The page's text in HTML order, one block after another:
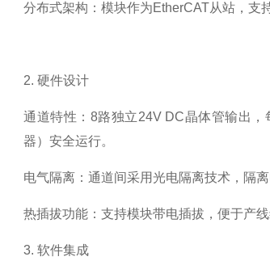
分布式架构：模块作为EtherCAT从站，支
2. 硬件设计
通道特性：8路独立24V DC晶体管输出
器）安全运行。
电气隔离：通道间采用光电隔离技术，隔
热插拔功能：支持模块带电插拔，便于产
3. 软件集成